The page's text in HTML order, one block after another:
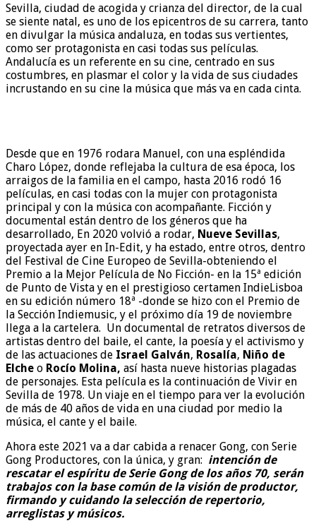
Sevilla, ciudad de acogida y crianza del director, de la cual
se siente natal, es uno de los epicentros de su carrera, tanto
en divulgar la música andaluza, en todas sus vertientes,
como ser protagonista en casi todas sus películas.
Andalucía es un referente en su cine, centrado en sus
costumbres, en plasmar el color y la vida de sus ciudades
incrustando en su cine la música que más va en cada cinta.
Desde que en 1976 rodara Manuel, con una espléndida
Charo López, donde reflejaba la cultura de esa época, los
arraigos de la familia en el campo, hasta 2016 rodó 16
películas, en casi todas con la mujer con protagonista
principal y con la música con acompañante. Ficción y
documental están dentro de los géneros que ha
desarrollado, En 2020 volvió a rodar, Nueve Sevillas,
proyectada ayer en In-Edit, y ha estado, entre otros, dentro
del Festival de Cine Europeo de Sevilla-obteniendo el
Premio a la Mejor Película de No Ficción- en la 15ª edición
de Punto de Vista y en el prestigioso certamen IndieLisboa
en su edición número 18ª -donde se hizo con el Premio de
la Sección Indiemusic, y el próximo día 19 de noviembre
llega a la cartelera. Un documental de retratos diversos de
artistas dentro del baile, el cante, la poesía y el activismo y
de las actuaciones de Israel Galván, Rosalía, Niño de
Elche o Rocío Molina, así hasta nueve historias plagadas
de personajes. Esta película es la continuación de Vivir en
Sevilla de 1978. Un viaje en el tiempo para ver la evolución
de más de 40 años de vida en una ciudad por medio la
música, el cante y el baile.
Ahora este 2021 va a dar cabida a renacer Gong, con Serie
Gong Productores, con la única, y gran: intención de
rescatar el espíritu de Serie Gong de los años 70, serán
trabajos con la base común de la visión de productor,
firmando y cuidando la selección de repertorio,
arreglistas y músicos.